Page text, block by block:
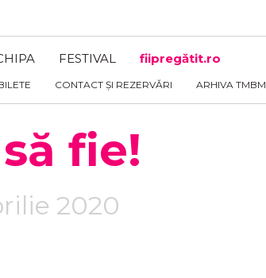
FESTIVAL fiipregătit.ro
CONTACT ȘI REZERVĂRI ARHIVA TMBM
fie!
2020